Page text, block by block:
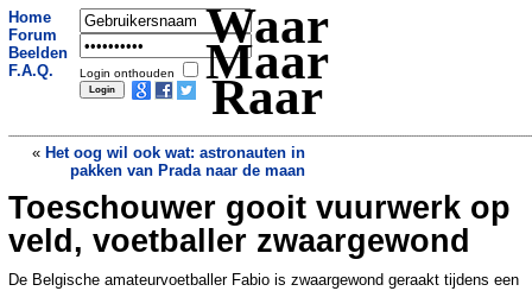
Home
Forum
Beelden
F.A.Q.
Login onthouden
Waar
Maar
Raar
« Het oog wil ook wat: astronauten in
pakken van Prada naar de maan
Halloweentuin zorgt voor boze buren:
Groep dwong ons alles weg te halen»
Toeschouwer gooit vuurwerk op
veld, voetballer zwaargewond
De Belgische amateurvoetballer Fabio is zwaargewond geraakt tijdens een